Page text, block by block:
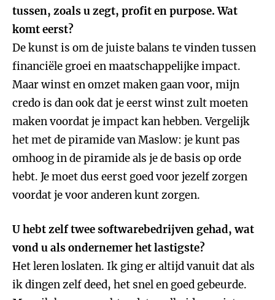
tussen, zoals u zegt, profit en purpose. Wat
komt eerst?
De kunst is om de juiste balans te vinden tussen
financiële groei en maatschappelijke impact.
Maar winst en omzet maken gaan voor, mijn
credo is dan ook dat je eerst winst zult moeten
maken voordat je impact kan hebben. Vergelijk
het met de piramide van Maslow: je kunt pas
omhoog in de piramide als je de basis op orde
hebt. Je moet dus eerst goed voor jezelf zorgen
voordat je voor anderen kunt zorgen.
U hebt zelf twee softwarebedrijven gehad, wat
vond u als ondernemer het lastigste?
Het leren loslaten. Ik ging er altijd vanuit dat als
ik dingen zelf deed, het snel en goed gebeurde.